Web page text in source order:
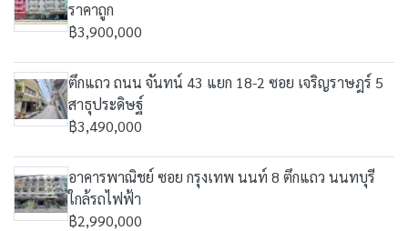
ราคาถูก
฿3,900,000
ตึกแถว ถนน จันทน์ 43 แยก 18-2 ซอย เจริญราษฎร์ 5
สาธุประดิษฐ์
฿3,490,000
อาคารพาณิชย์ ซอย กรุงเทพ นนท์ 8 ตึกแถว นนทบุรี
ใกล้รถไฟฟ้า
฿2,990,000